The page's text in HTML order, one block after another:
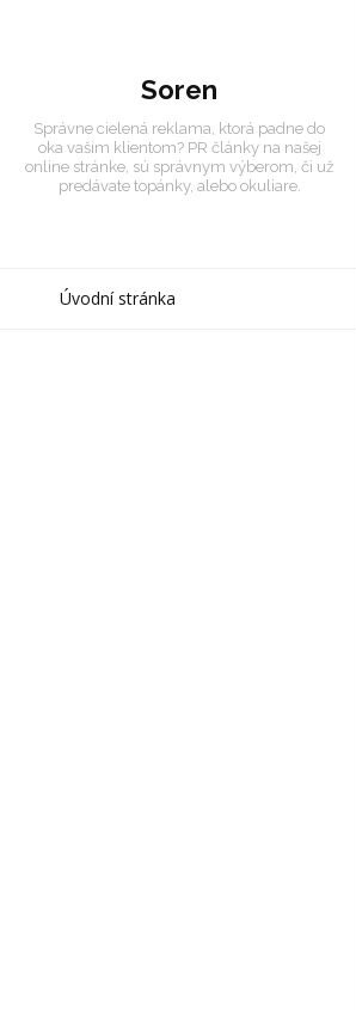
Soren
Správne cielená reklama, ktorá padne do
oka vašim klientom? PR články na našej
online stránke, sú správnym výberom, či už
predávate topánky, alebo okuliare.
Úvodní stránka